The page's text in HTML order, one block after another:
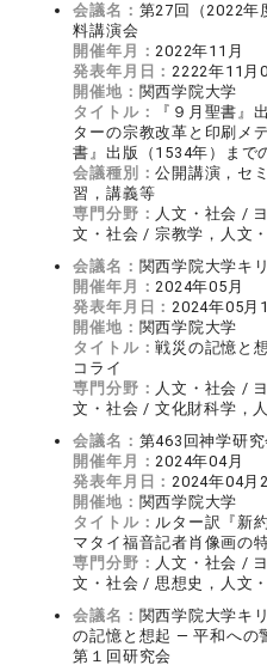
会議名： 第27回（2022年
料講演会
開催年月：2022年11月
発表年月日：2222年11月
開催地： 関西学院大学
タイトル：
『９月聖書
ターの宗教改革と印刷
書』出版（1534年）まで
会議種別：公開講演，セ
習，講義等
専門分野： 人文・社会 /
文・社会 / 宗教学，人文
会議名： 関西学院大学キ
開催年月：2024年05月
発表年月日：2024年05月
開催地： 関西学院大学
タイトル：戦災の記憶と
コライ
専門分野： 人文・社会 /
文・社会 / 文化財科学，
会議名： 第463回神学研究
開催年月：2024年04月
発表年月日：2024年04月
開催地： 関西学院大学
タイトル： ルター訳『新
マタイ福音記者肖像画の
専門分野： 人文・社会 /
文・社会 / 思想史，人文
会議名： 関西学院大学キ
の記憶と想起 ― 平和への
第１回研究会